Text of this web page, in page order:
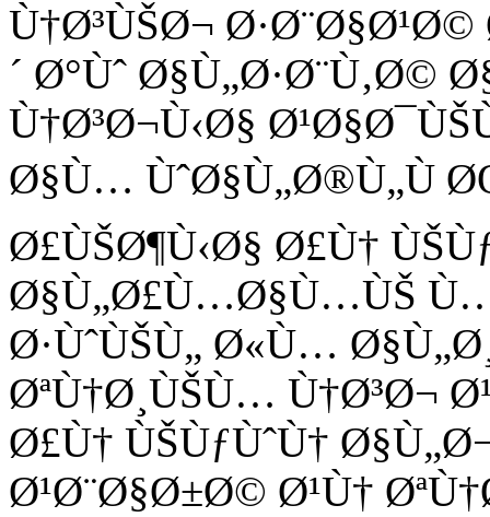
Ù†Ø³ÙŠØ¬
´ Ø°Ùˆ Ø§Ù„Ø·Ø¨Ù‚Ø©
Ù†Ø³Ø¬Ù‹Ø§
Ø§Ù… ÙˆØ§Ù„Ø®Ù„Ù
Ø£ÙŠØ¶Ù‹Ø§ Ø£Ù†
Ø§Ù„Ø£Ù…Ø§Ù…ÙŠ
Ø·ÙˆÙŠÙ„ Ø«Ù…
ØªÙ†Ø¸ÙŠÙ… Ù†Ø³Ø¬
Ø£Ù† ÙŠÙƒÙˆÙ†
Ø¹Ø¨Ø§Ø±Ø© Ø¹Ù†